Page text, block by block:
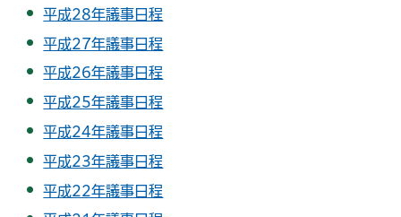
平成28年議事日程
平成27年議事日程
平成26年議事日程
平成25年議事日程
平成24年議事日程
平成23年議事日程
平成22年議事日程